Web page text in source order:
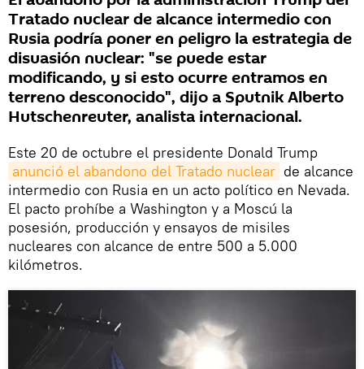
Tratado nuclear de alcance intermedio con
Rusia podría poner en peligro la estrategia de
disuasión nuclear: "se puede estar
modificando, y si esto ocurre entramos en
terreno desconocido", dijo a Sputnik Alberto
Hutschenreuter, analista internacional.
Este 20 de octubre el presidente Donald Trump
anunció el abandono del Tratado nuclear de alcance
intermedio con Rusia en un acto político en Nevada.
El pacto prohíbe a Washington y a Moscú la
posesión, producción y ensayos de misiles
nucleares con alcance de entre 500 a 5.000
kilómetros.